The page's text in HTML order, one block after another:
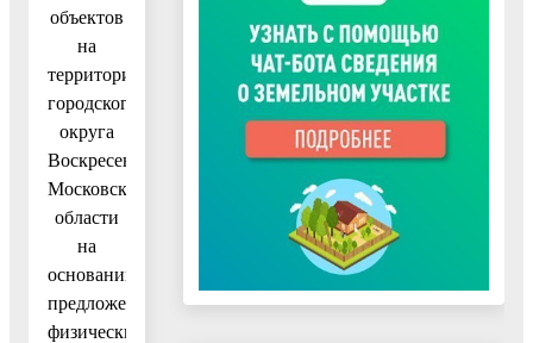
объектов
на
территории
городского
округа
Воскресенск
Московской
области
на
основании
предложений
физических,